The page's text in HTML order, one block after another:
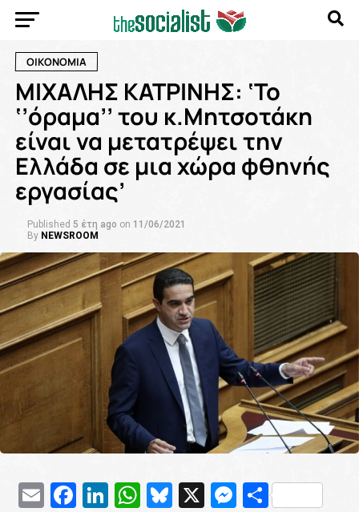
ΟΙΚΟΝΟΜΙΑ
ΜΙΧΑΛΗΣ ΚΑΤΡΙΝΗΣ: ‘Το
‘’όραμα’’ του κ.Μητσοτάκη
είναι να μετατρέψει την
Ελλάδα σε μια χώρα φθηνής
εργασίας’
Published 5 έτη ago on 11/06/2021
By NEWSROOM
EmailFacebook
LinkedIn
WhatsApp
Bluesky
X